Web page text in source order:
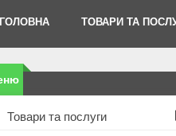
ГОЛОВНА ТОВАРИ ТА
Товари та послуги